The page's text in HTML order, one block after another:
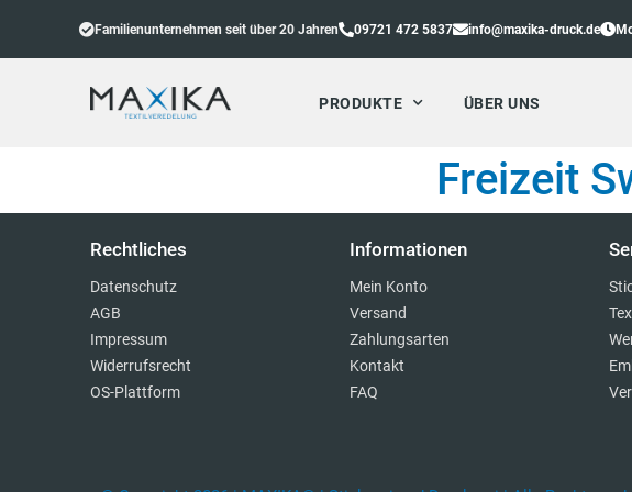
Familienunternehmen seit über 20 Jahren 09721 472 5837 info@maxika-druck.de
PRODUKTE ÜBER UNS
Freizeit
Rechtliches
Datenschutz
AGB
Impressum
Widerrufsrecht
OS-Plattform
Informationen
Mein Konto
Versand
Zahlungsarten
Kontakt
FAQ